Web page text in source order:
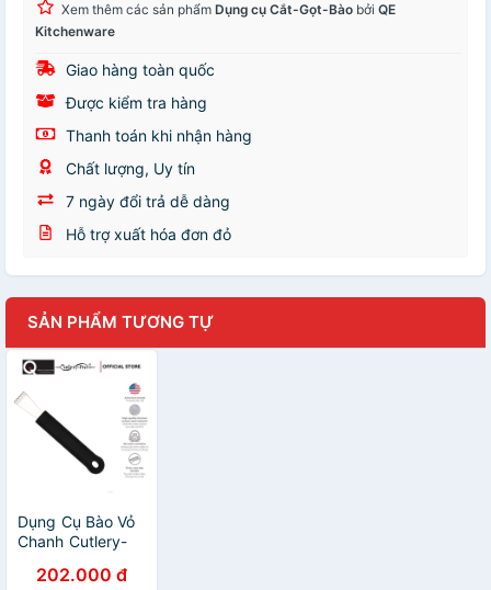
Xem thêm các sản phẩm Dụng cụ Cắt-Gọt-Bào bởi QE
Kitchenware
Giao hàng toàn quốc
Được kiểm tra hàng
Thanh toán khi nhận hàng
Chất lượng, Uy tín
7 ngày đổi trả dễ dàng
Hỗ trợ xuất hóa đơn đỏ
SẢN PHẨM TƯƠNG TỰ
Dụng Cụ Bào Vỏ
Chanh Cutlery-
202.000 đ